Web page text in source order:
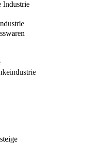
Industrie